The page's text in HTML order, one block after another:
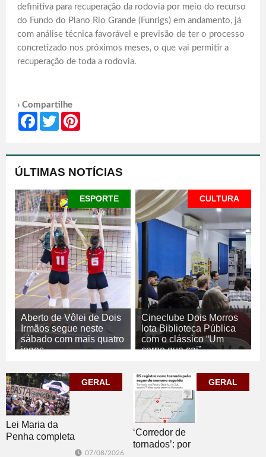
definitiva para recuperação da rodovia por meio do recurso
do Fundo do Plano Rio Grande (Funrigs) em andamento, já
com análise técnica favorável e previsão de ter o processo
concretizado nos próximos meses, o que vai permitir a
recuperação de toda a rodovia.
› Compartilhe
Facebook
Twitter
ÚLTIMAS NOTÍCIAS
ESPORTE
Aberto de Vôlei de Dois
Irmãos segue neste
sábado com mais quatro
jogos
ESPORTE
CULTURA
Cineclube Dois Morros
lota Biblioteca Pública
com o clássico “Um
corpo que cai”
GERAL
Lei Maria da
Penha completa
07/08/2026
GERAL
‘Corredor de
tornados’: por